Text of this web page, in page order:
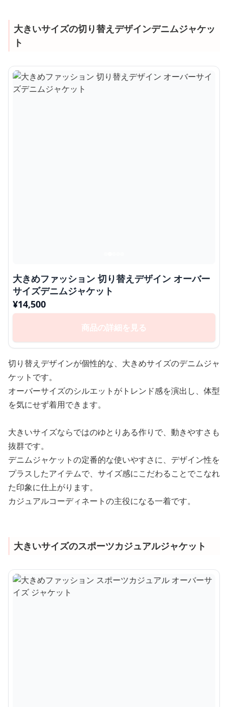
大きいサイズの切り替えデザインデニムジャケッ
ト
大きめファッション 切り替えデザイン オーバー
サイズデニムジャケット
¥14,500
商品の詳細を見る
切り替えデザインが個性的な、大きめサイズのデニムジャ
ケットです。
オーバーサイズのシルエットがトレンド感を演出し、体型
を気にせず着用できます。
大きいサイズならではのゆとりある作りで、動きやすさも
抜群です。
デニムジャケットの定番的な使いやすさに、デザイン性を
プラスしたアイテムで、サイズ感にこだわることでこなれ
た印象に仕上がります。
カジュアルコーディネートの主役になる一着です。
大きいサイズのスポーツカジュアルジャケット